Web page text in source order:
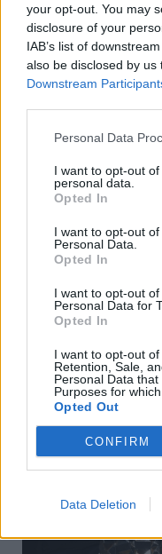
your opt-out. You may
disclosure of your
IAB’s list of
also be disclosed by
Downstream
Personal Data
I want to opt-out
personal data.
Opted In
I want to opt-out
Personal Data.
Opted In
I want to opt-out
Personal Data for
Opted In
I want to opt-out of
Retention, Sale,
Personal Data
Purposes for
Opted Out
CONFIRM
Data Deletion
Τα street style
στη Σαγκάη
18/10/2018
αρέσκονται στο να
GROOMING